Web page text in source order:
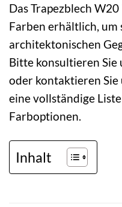
Das Trapezblech
Farben erhältlich, um
architektonischen
Bitte konsultieren
oder kontaktieren
eine vollständige
Farboptionen.
Inhalt